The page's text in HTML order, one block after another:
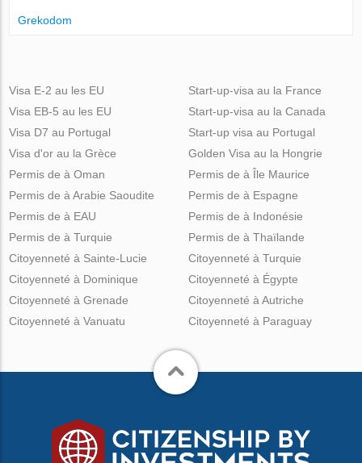
Grekodom
Visa E-2 au les EU
Visa EB-5 au les EU
Visa D7 au Portugal
Visa d'or au la Grèce
Start-up-visa au la France
Start-up-visa au la Canada
Start-up visa au Portugal
Golden Visa au la Hongrie
Permis de à Oman
Permis de à Arabie Saoudite
Permis de à EAU
Permis de à Turquie
Permis de à Île Maurice
Permis de à Espagne
Permis de à Indonésie
Permis de à Thaïlande
Citoyenneté à Sainte-Lucie
Citoyenneté à Dominique
Citoyenneté à Grenade
Citoyenneté à Vanuatu
Citoyenneté à Turquie
Citoyenneté à Égypte
Citoyenneté à Autriche
Citoyenneté à Paraguay